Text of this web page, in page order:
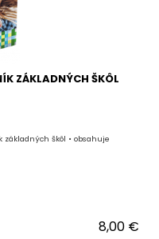
ZÁKLADNÝCH ŠKÔL
základných škôl • obsahuje
8,00 €